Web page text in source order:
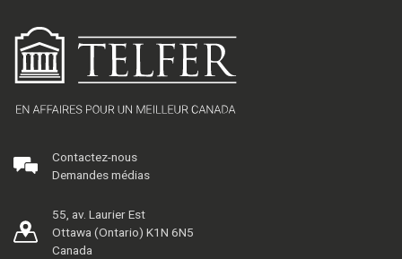
Contactez-nous
Demandes médias
55, av. Laurier Est
Ottawa (Ontario) K1N 6N5
Canada